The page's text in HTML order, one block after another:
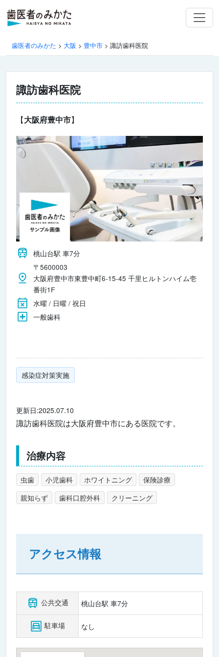
歯医者のみかた > 大阪 > 豊中市 > 諏訪歯科医院
諏訪歯科医院
【大阪府豊中市】
桃山台駅 車7分
〒5600003
大阪府豊中市東豊中町6-15-45 千里ヒルトンハイム壱
番街1F
水曜 / 日曜 / 祝日
一般歯科
感染症対策実施
更新日:2025.07.10
諏訪歯科医院は大阪府豊中市にある医院です。
治療内容
虫歯 小児歯科 ホワイトニング
保険診療
親知らず
歯科口腔外科 クリーニング
アクセス情報
公共交通 桃山台駅 車7分
駐車場 なし